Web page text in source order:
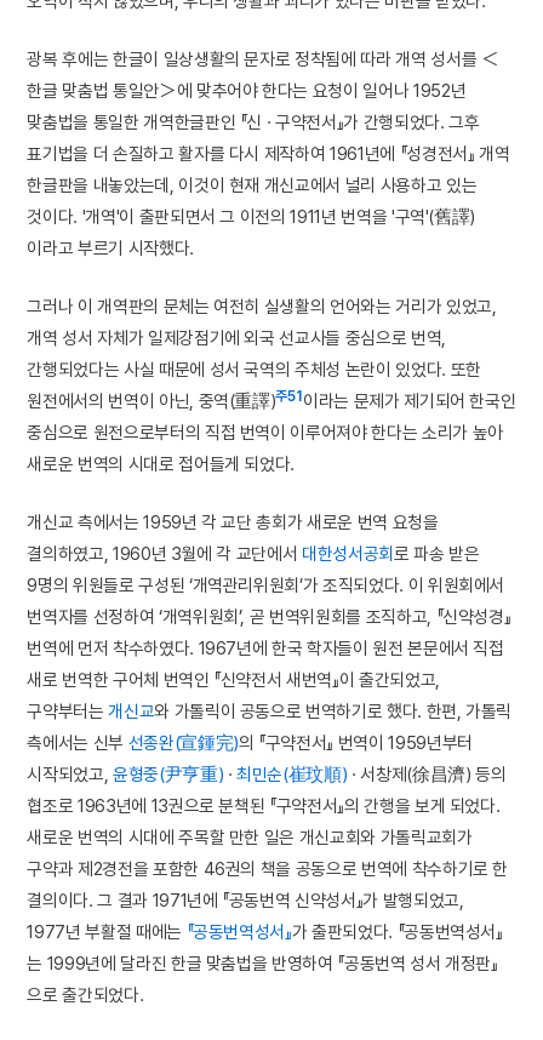
광복 후에는 한글이 일상생활의 문자로 정착됨에 따라 개역 성서를 ＜
한글 맞춤법 통일안＞에 맞추어야 한다는 요청이 일어나 1952년
맞춤법을 통일한 개역한글판인 『신 · 구약전서』가 간행되었다. 그후
표기법을 더 손질하고 활자를 다시 제작하여 1961년에 『성경전서』 개역
한글판을 내놓았는데, 이것이 현재 개신교에서 널리 사용하고 있는
것이다. '개역'이 출판되면서 그 이전의 1911년 번역을 '구역'(舊譯)
이라고 부르기 시작했다.
그러나 이 개역판의 문체는 여전히 실생활의 언어와는 거리가 있었고,
개역 성서 자체가 일제강점기에 외국 선교사들 중심으로 번역,
간행되었다는 사실 때문에 성서 국역의 주체성 논란이 있었다. 또한
원전에서의 번역이 아닌, 중역(重譯)주51 이라는 문제가 제기되어 한국인
중심으로 원전으로부터의 직접 번역이 이루어져야 한다는 소리가 높아
새로운 번역의 시대로 접어들게 되었다.
개신교 측에서는 1959년 각 교단 총회가 새로운 번역 요청을
결의하였고, 1960년 3월에 각 교단에서 대한성서공회로 파송 받은
9명의 위원들로 구성된 ‘개역관리위원회’가 조직되었다. 이 위원회에서
번역자를 선정하여 ‘개역위원회’, 곧 번역위원회를 조직하고, 『신약성경』
번역에 먼저 착수하였다. 1967년에 한국 학자들이 원전 본문에서 직접
새로 번역한 구어체 번역인 『신약전서 새번역』이 출간되었고,
구약부터는개신교와 가톨릭이 공동으로 번역하기로 했다. 한편, 가톨릭
측에서는 신부 선종완(宣鍾完)의 『구약전서』 번역이 1959년부터
시작되었고, 윤형중(尹亨重) ·최민순(崔玟順) · 서창제(徐昌濟) 등의
협조로 1963년에 13권으로 분책된 『구약전서』의 간행을 보게 되었다.
새로운 번역의 시대에 주목할 만한 일은 개신교회와 가톨릭교회가
구약과 제2경전을 포함한 46권의 책을 공동으로 번역에 착수하기로 한
결의이다. 그 결과 1971년에 『공동번역 신약성서』가 발행되었고,
1977년 부활절 때에는 『공동번역성서』가 출판되었다. 『공동번역성서』
는 1999년에 달라진 한글 맞춤법을 반영하여 『공동번역 성서 개정판』
으로 출간되었다.